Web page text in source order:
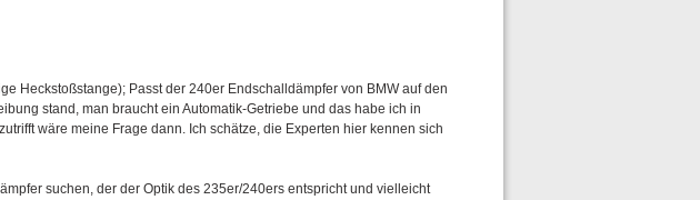
Heckstoßstange); Passt der 240er Endschalldämpfer von BMW auf den
stand, man braucht ein Automatik-Getriebe und das habe ich in
wäre meine Frage dann. Ich schätze, die Experten hier kennen sich
suchen, der der Optik des 235er/240ers entspricht und vielleicht